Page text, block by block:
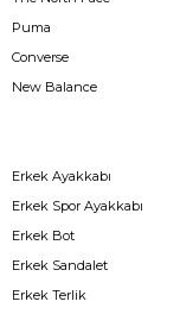
Puma
Converse
New Balance
Erkek Ayakkabı
Erkek Spor Ayakkabı
Erkek Bot
Erkek Sandalet
Erkek Terlik